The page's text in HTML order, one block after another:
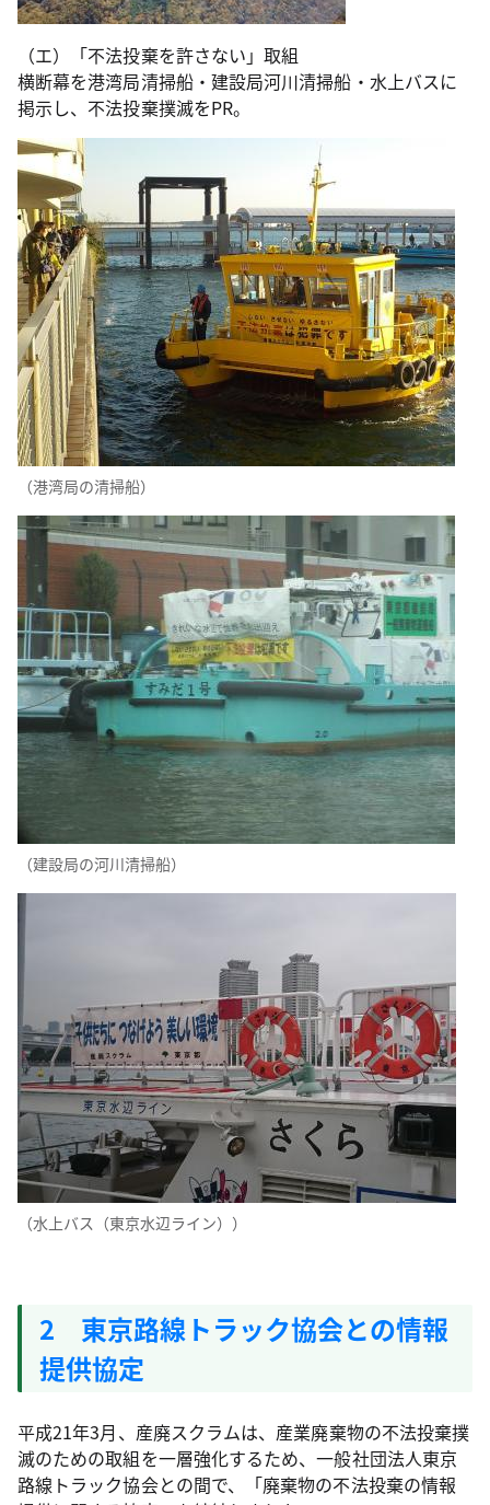
（エ）「不法投棄を許さない」取組
横断幕を港湾局清掃船・建設局河川清掃船・水上バスに
掲示し、不法投棄撲滅をPR。
（港湾局の清掃船）
（建設局の河川清掃船）
（水上バス（東京水辺ライン））
2 東京路線トラック協会との情報
提供協定
平成21年3月、産廃スクラムは、産業廃棄物の不法投棄撲
滅のための取組を一層強化するため、一般社団法人東京
路線トラック協会との間で、「廃棄物の不法投棄の情報